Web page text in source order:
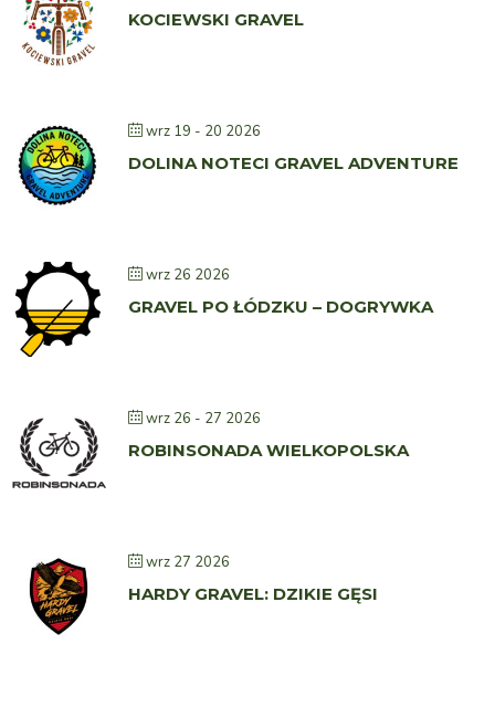
KOCIEWSKI GRAVEL
wrz 19 - 20 2026
DOLINA NOTECI GRAVEL ADVENTURE
wrz 26 2026
GRAVEL PO ŁÓDZKU – DOGRYWKA
wrz 26 - 27 2026
ROBINSONADA WIELKOPOLSKA
wrz 27 2026
HARDY GRAVEL: DZIKIE GĘSI